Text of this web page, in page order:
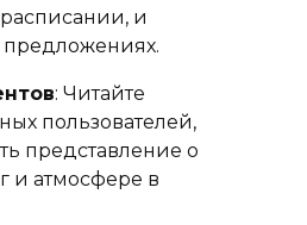
и
: Читайте
пользователей,
представление о
и атмосфере в